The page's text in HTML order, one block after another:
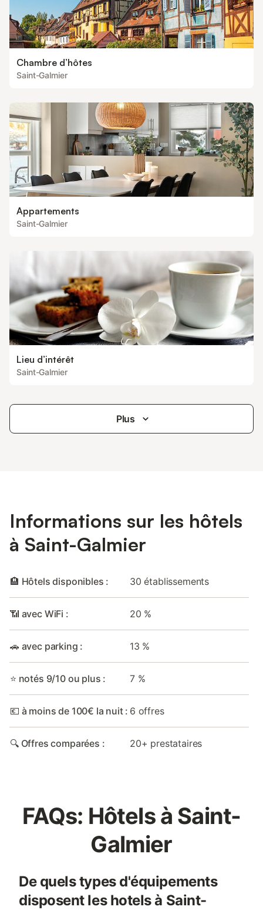
Chambre d’hôtes
Saint-Galmier
Appartements
Saint-Galmier
Lieu d’intérêt
Saint-Galmier
Plus
Informations sur les hôtels
à Saint-Galmier
🏨 Hôtels disponibles : 30 établissements
📶 avec WiFi : 20 %
🚗 avec parking : 13 %
⭐ notés 9/10 ou plus : 7 %
💶 à moins de 100€ la nuit : 6 offres
🔍 Offres comparées : 20+ prestataires
FAQs: Hôtels à Saint-
Galmier
De quels types d'équipements
disposent les hotels à Saint-